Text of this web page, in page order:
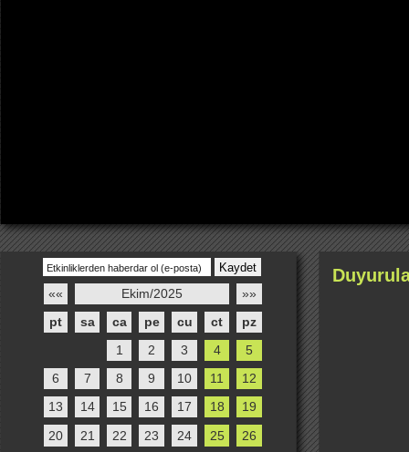
«« Ekim/2025
»»
pt
sa ca pe cu ct
pz
1
2 3 4
5
6
7 8 9 10 11
12
13
14 15 16 17 18
19
20
21 22 23 24 25
26